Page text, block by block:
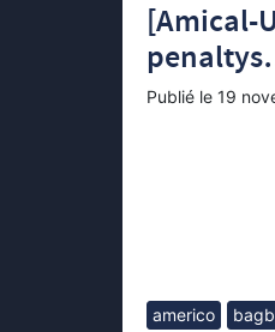
[Amical-
Publié le 19
americo